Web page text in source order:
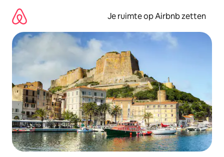
direct
naar
inhoud
Je ruimte op Airbnb zetten